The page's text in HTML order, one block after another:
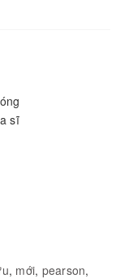
sĩ
, mới, pearson,